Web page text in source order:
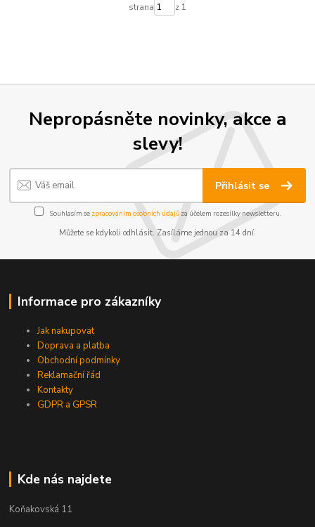
strana z 1
Nepropásněte novinky, akce a
slevy!
Přihlásit se
Souhlasím se zpracováním osobních údajůza účelem rozesílky newsletteru.
Můžete se kdykoli odhlásit. Zasíláme jednou za 14 dní.
Informace pro zákazníky
Jak nakupovat
Doprava a platba
Obchodní podmínky
Reklamační řád
Kontakty
GDPR a GPSR
Kde nás najdete
Koňakovská 11